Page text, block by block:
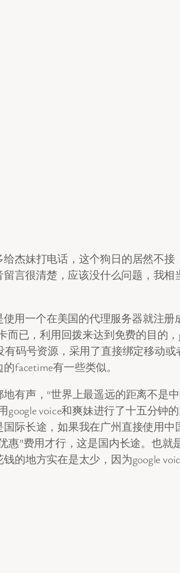
杰妹打电话，这个狗日的居然不接
言很清楚，应该没什么问题，我
用一个在美国的代理服务器就注
已，利用回拨来达到免费的目的
码号资源，采用了直接绑定移动或
facetime有一些类似。
有声，“世界上最遥远的距离不是
voice和爽妹进行了十五分钟
际长途，如果我在广州直接使用
惠”费用才行，这是国内长途。也
的地方实在是太少，因为google